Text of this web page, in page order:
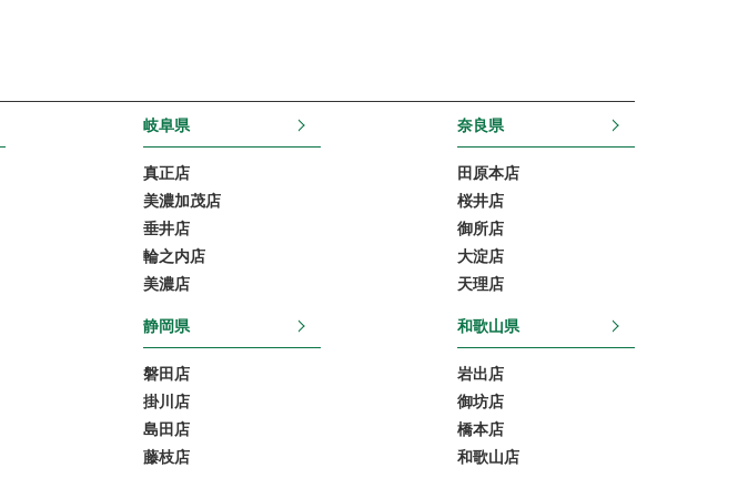
岐阜県
真正店
美濃加茂店
垂井店
輪之内店
美濃店
静岡県
磐田店
掛川店
島田店
藤枝店
奈良県
田原本店
桜井店
御所店
大淀店
天理店
和歌山県
岩出店
御坊店
橋本店
和歌山店